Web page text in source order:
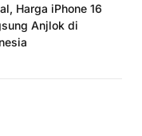
Harga iPhone 16
Anjlok di